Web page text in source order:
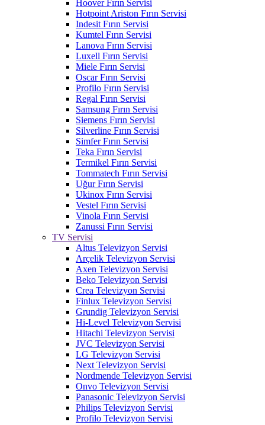
Hoover Fırın Servisi
Hotpoint Ariston Fırın Servisi
Indesit Fırın Servisi
Kumtel Fırın Servisi
Lanova Fırın Servisi
Luxell Fırın Servisi
Miele Fırın Servisi
Oscar Fırın Servisi
Profilo Fırın Servisi
Regal Fırın Servisi
Samsung Fırın Servisi
Siemens Fırın Servisi
Silverline Fırın Servisi
Simfer Fırın Servisi
Teka Fırın Servisi
Termikel Fırın Servisi
Tommatech Fırın Servisi
Uğur Fırın Servisi
Ukinox Fırın Servisi
Vestel Fırın Servisi
Vinola Fırın Servisi
Zanussi Fırın Servisi
TV Servisi
Altus Televizyon Servisi
Arçelik Televizyon Servisi
Axen Televizyon Servisi
Beko Televizyon Servisi
Crea Televizyon Servisi
Finlux Televizyon Servisi
Grundig Televizyon Servisi
Hi-Level Televizyon Servisi
Hitachi Televizyon Servisi
JVC Televizyon Servisi
LG Televizyon Servisi
Next Televizyon Servisi
Nordmende Televizyon Servisi
Onvo Televizyon Servisi
Panasonic Televizyon Servisi
Philips Televizyon Servisi
Profilo Televizyon Servisi